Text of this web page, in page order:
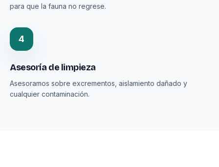
para que la fauna no regrese.
4
Asesoría de limpieza
Asesoramos sobre excrementos, aislamiento dañado y
cualquier contaminación.